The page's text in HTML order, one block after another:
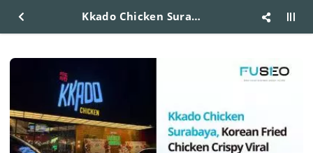
Kkado Chicken Surabaya, Korean Fried Chicken Crispy Viral dengan Rasa Autentik Korea